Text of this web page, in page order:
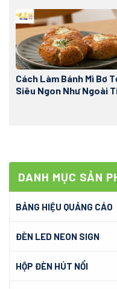
DANH MỤC SẢN
BẢNG HIỆU QUẢNG CÁO
ĐÈN LED NEON SIGN
HỘP ĐÈN HÚT NỔI
Cách Làm Bánh Mì Bơ
Siêu Ngon Như Ngoài